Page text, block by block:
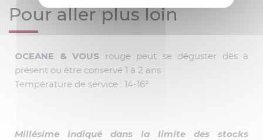
Pour aller plus loin
OCEANE & VOUS rouge peut se déguster dès à
présent ou être conservé 1 à 2 ans
Température de service : 14-16°
Millésime indiqué dans la limite des stocks